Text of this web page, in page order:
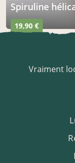
spiruline
19,90 €
Vraiment